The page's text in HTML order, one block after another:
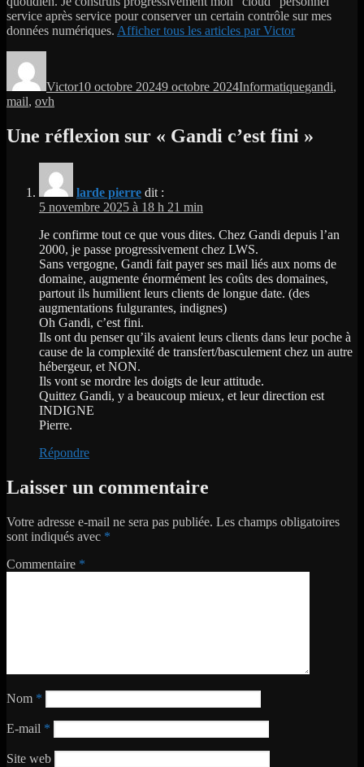
service après service pour conserver un certain contrôle sur mes
données numériques. Afficher tous les articles par Victor
Victor10 octobre 20249 octobre 2024Informatiquegandi,
mail, ovh
Une réflexion sur « Gandi c’est fini »
larde pierre dit :
5 novembre 2025 à 18 h 21 min
Je confirme tout ce que vous dites. Chez Gandi depuis l’an
2000, je passe progressivement chez LWS.
Sans vergogne, Gandi fait payer ses mail liés aux noms de
domaine, augmente énormément les coûts des domaines,
partout ils humilient leurs clients de longue date. (des
augmentations fulgurantes, indignes)
Oh Gandi, c’est fini.
Ils ont du penser qu’ils avaient leurs clients dans leur poche à
cause de la complexité de transfert/basculement chez un autre
hébergeur, et NON.
Ils vont se mordre les doigts de leur attitude.
Quittez Gandi, y a beaucoup mieux, et leur direction est
INDIGNE
Pierre.
Répondre
Laisser un commentaire
Votre adresse e-mail ne sera pas publiée. Les champs obligatoires
sont indiqués avec *
Commentaire *
Nom *
E-mail *
Site web